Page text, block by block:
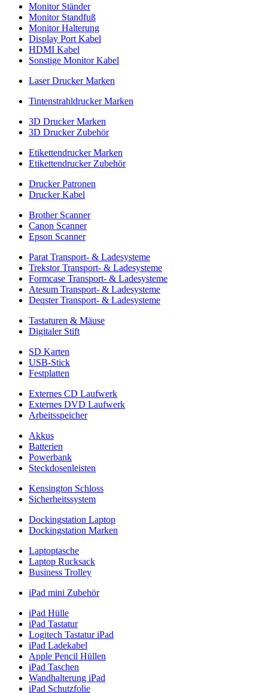
Monitor Ständer
Monitor Standfuß
Monitor Halterung
Display Port Kabel
HDMI Kabel
Sonstige Monitor Kabel
Laser Drucker Marken
Tintenstrahldrucker Marken
3D Drucker Marken
3D Drucker Zubehör
Etikettendrucker Marken
Etikettendrucker Zubehör
Drucker Patronen
Drucker Kabel
Brother Scanner
Canon Scanner
Epson Scanner
Parat Transport- & Ladesysteme
Trekstor Transport- & Ladesysteme
Formcase Transport- & Ladesysteme
Atesum Transport- & Ladesysteme
Deqster Transport- & Ladesysteme
Tastaturen & Mäuse
Digitaler Stift
SD Karten
USB-Stick
Festplatten
Externes CD Laufwerk
Externes DVD Laufwerk
Arbeitsspeicher
Akkus
Batterien
Powerbank
Steckdosenleisten
Kensington Schloss
Sicherheitssystem
Dockingstation Laptop
Dockingstation Marken
Laptoptasche
Laptop Rucksack
Business Trolley
iPad mini Zubehör
iPad Hülle
iPad Tastatur
Logitech Tastatur iPad
iPad Ladekabel
Apple Pencil Hüllen
iPad Taschen
Wandhalterung iPad
iPad Schutzfolie